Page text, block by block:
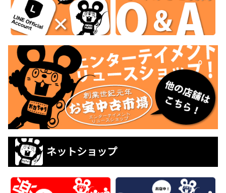
ネットショップ